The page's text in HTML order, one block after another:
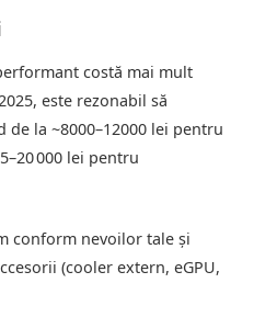
costă mai mult
este rezonabil să
de la ~8000–12000 lei pentru
000 lei pentru
conform nevoilor tale și
(cooler extern, eGPU,